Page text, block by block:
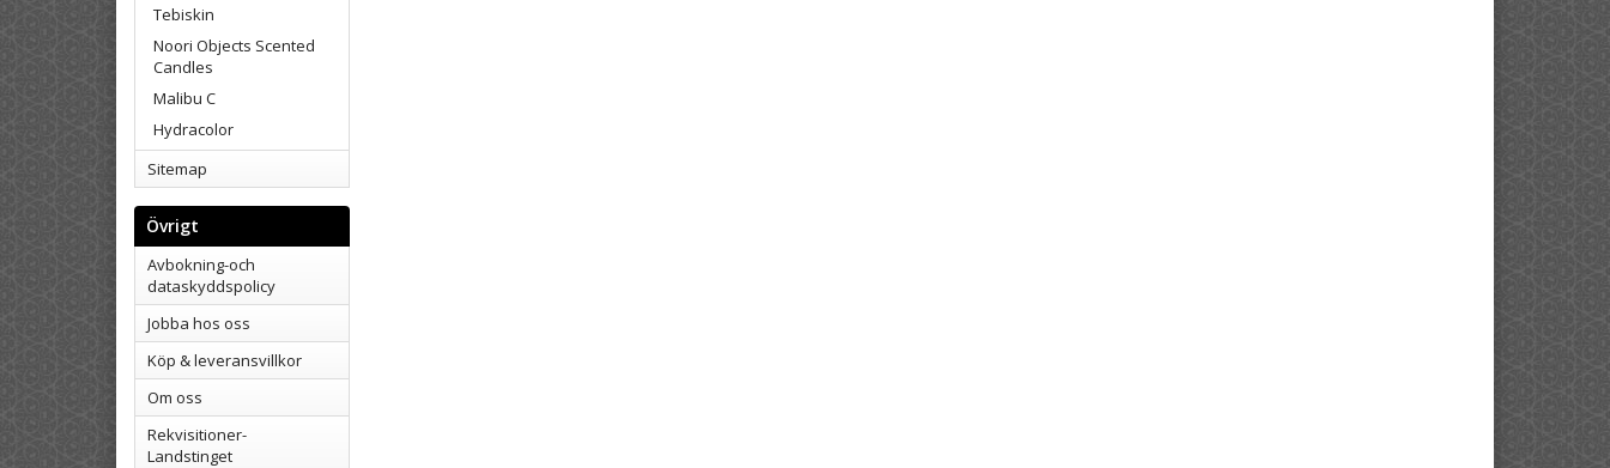
Tebiskin
Noori Objects Scented
Candles
Malibu C
Hydracolor
Sitemap
Övrigt
Avbokning-och
dataskyddspolicy
Jobba hos oss
Köp & leveransvillkor
Om oss
Rekvisitioner-
Landstinget